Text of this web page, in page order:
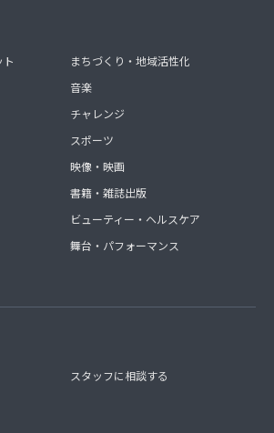
まちづくり・地域活性化
音楽
チャレンジ
スポーツ
映像・映画
書籍・雑誌出版
ビューティー・ヘルスケア
舞台・パフォーマンス
スタッフに相談する